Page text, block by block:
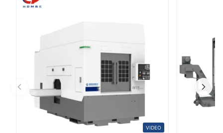
bewerkingscentrum door middel van onafhankelijke R
VIDEO